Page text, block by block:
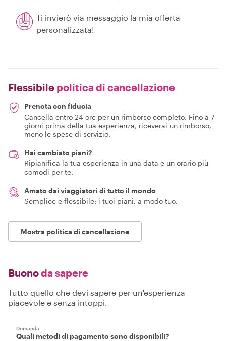
Ti invierò via messaggio la mia offerta
personalizzata!
Flessibile politica di cancellazione
Prenota con fiducia
Cancella entro 24 ore per un rimborso completo. Fino a 7
giorni prima della tua esperienza, riceverai un rimborso,
meno le spese di servizio.
Hai cambiato piani?
Ripianifica la tua esperienza in una data e un orario più
comodi per te.
Amato dai viaggiatori di tutto il mondo
Semplice e flessibile: i tuoi piani, a modo tuo.
Mostra politica di cancellazione
Buonoda sapere
Tutto quello che devi sapere per un'esperienza
piacevole e senza intoppi.
Domanda
Quali metodi di pagamento sono disponibili?